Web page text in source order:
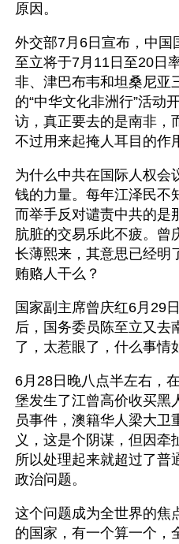
原因。
外交部7月6日宣布，中国
至立将于7月11日至20日
非、津巴布韦和坦桑尼亚
的“中华文化非洲行”活动
访，真正要去的是南非，
不过用来起掩人耳目的作
为什么中共在国际人权会
钱的力量。每年江泽民不
而举手反对谴责中共的是
肮脏的交易乐此不疲。曾
长薄熙来，其意思已经明
贿赂人干么？
国家副主席曾庆红6月29
后，国务委员陈至立又去
了，太惹眼了，什么事情
6月28日晚八点半左右，
堡发生了江曾高价收买黑
员事件，澳籍华人梁大卫
义，这是个阴谋，但因牵
所以处理起来就超过了普
政治问题。
这个问题成为全世界的焦
的国家，有一个算一个，